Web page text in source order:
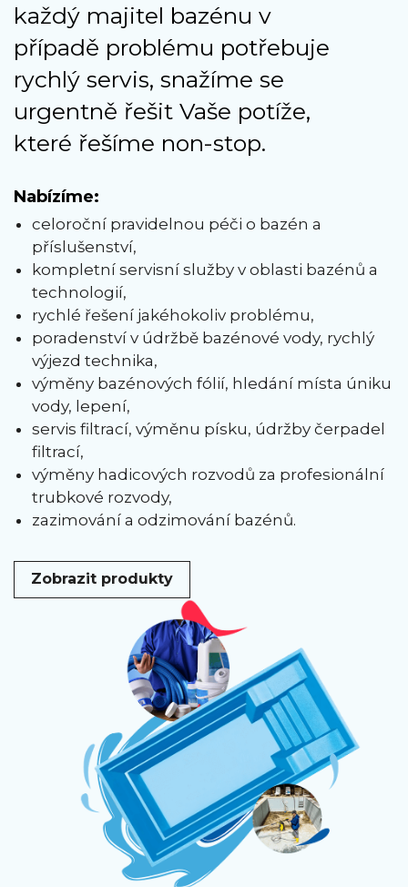
každý majitel bazénu v
případě problému potřebuje
rychlý servis, snažíme se
urgentně řešit Vaše potíže,
které řešíme non-stop.
Nabízíme:
celoroční pravidelnou péči o bazén a
příslušenství,
kompletní servisní služby v oblasti bazénů a
technologií,
rychlé řešení jakéhokoliv problému,
poradenství v údržbě bazénové vody, rychlý
výjezd technika,
výměny bazénových fólií, hledání místa úniku
vody, lepení,
servis filtrací, výměnu písku, údržby čerpadel
filtrací,
výměny hadicových rozvodů za profesionální
trubkové rozvody,
zazimování a odzimování bazénů.
Zobrazit produkty